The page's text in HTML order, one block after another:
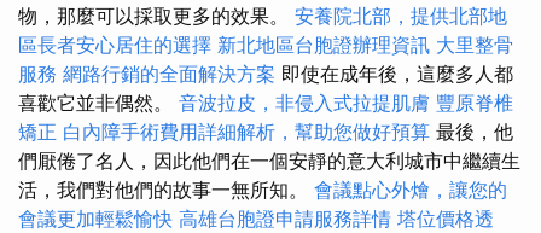
物，那麼可以採取更多的效果。 安養院北部，提供北部地
區長者安心居住的選擇 新北地區台胞證辦理資訊 大里整骨
服務 網路行銷的全面解決方案 即使在成年後，這麼多人都
喜歡它並非偶然。 音波拉皮，非侵入式拉提肌膚 豐原脊椎
矯正 白內障手術費用詳細解析，幫助您做好預算 最後，他
們厭倦了名人，因此他們在一個安靜的意大利城市中繼續生
活，我們對他們的故事一無所知。 會議點心外燴，讓您的
會議更加輕鬆愉快 高雄台胞證申請服務詳情 塔位價格透